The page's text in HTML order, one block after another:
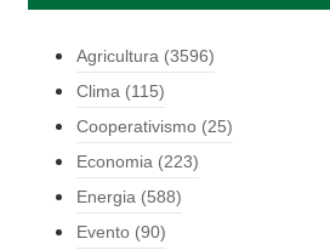
Agricultura (3596)
Clima (115)
Cooperativismo (25)
Economia (223)
Energia (588)
Evento (90)